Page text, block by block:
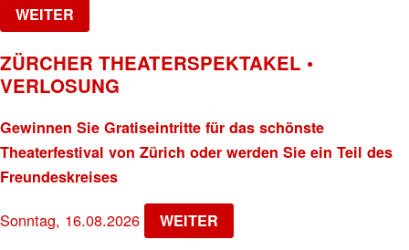
WEITER
ZÜRCHER THEATERSPEKTAKEL •
VERLOSUNG
Gewinnen Sie Gratiseintritte für das schönste
Theaterfestival von Zürich oder werden Sie ein Teil des
Freundeskreises
Sonntag, 16.08.2026 WEITER